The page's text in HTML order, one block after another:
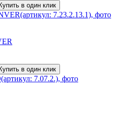
Купить в один клик
Купить в один клик